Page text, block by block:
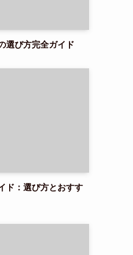
選び方完全ガイド
ド：選び方とおすす